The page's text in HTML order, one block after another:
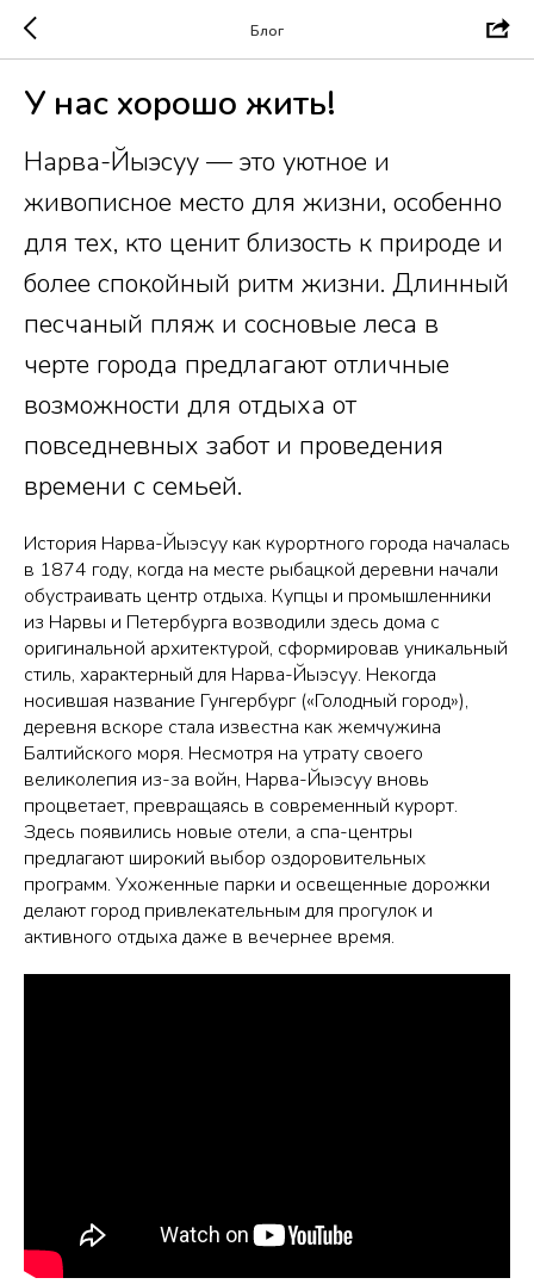
Блог
У нас хорошо жить!
Нарва-Йыэсуу — это уютное и
живописное место для жизни, особенно
для тех, кто ценит близость к природе и
более спокойный ритм жизни. Длинный
песчаный пляж и сосновые леса в
черте города предлагают отличные
возможности для отдыха от
повседневных забот и проведения
времени с семьей.
История Нарва-Йыэсуу как курортного города началась
в 1874 году, когда на месте рыбацкой деревни начали
обустраивать центр отдыха. Купцы и промышленники
из Нарвы и Петербурга возводили здесь дома с
оригинальной архитектурой, сформировав уникальный
стиль, характерный для Нарва-Йыэсуу. Некогда
носившая название Гунгербург («Голодный город»),
деревня вскоре стала известна как жемчужина
Балтийского моря. Несмотря на утрату своего
великолепия из-за войн, Нарва-Йыэсуу вновь
процветает, превращаясь в современный курорт.
Здесь появились новые отели, а спа-центры
предлагают широкий выбор оздоровительных
программ. Ухоженные парки и освещенные дорожки
делают город привлекательным для прогулок и
активного отдыха даже в вечернее время.